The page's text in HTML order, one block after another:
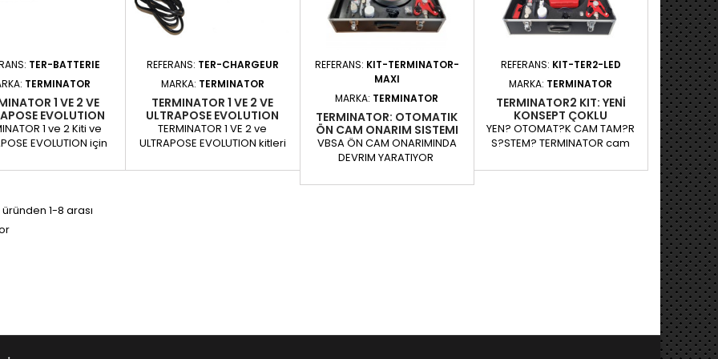
için darbenin önünde...
TER-BATTERIE
TERMINATOR
1 VE 2 VE
EVOLUTION
IÇIN BATARYA
1 ve 2 Kiti ve
EVOLUTION için
kullanarak
şarj edebilirsiniz.
REFERANS: TER-CHARGEUR
MARKA: TERMINATOR
TERMINATOR 1 VE 2 VE
ULTRAPOSE EVOLUTION
KITLERI IÇIN ŞARJ CIHAZI
TERMINATOR 1 VE 2 ve
ULTRAPOSE EVOLUTION kitleri
etmek için şarj cihazını
REFERANS: KIT-TERMINATOR-
MAXI
MARKA: TERMINATOR
TERMINATOR: OTOMATIK
ÖN CAM ONARIM SISTEMI
VBSA ÖN CAM ONARIMINDA
DEVRIM YARATIYOR
onarım kiti, motorlu bir
REFERANS: KIT-TER2-LED
MARKA: TERMINATOR
TERMINATOR2 KIT: YENI
KONSEPT ÇOKLU
ONARIMLAR
YEN? OTOMAT?K CAM TAM?R
S?STEM? TERMINATOR cam
bas?nç / vakum kontol özelli?
1-8 arası